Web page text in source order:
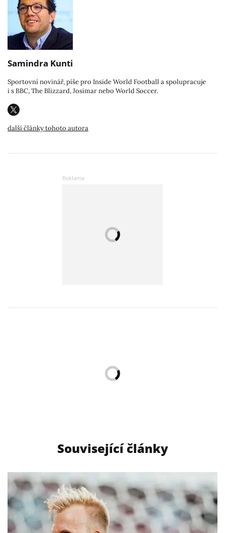
Samindra Kunti
Sportovní novinář, píše pro Inside World Football a spolupracuje
i s BBC, The Blizzard, Josimar nebo World Soccer.
další články tohoto autora
Související články